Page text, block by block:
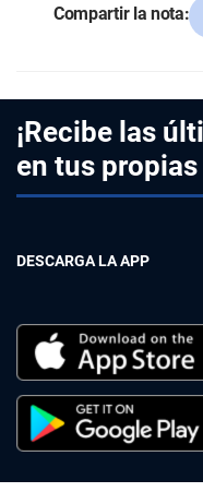
Compartir la nota:
¡Recibe las
en tus
DESCARGA LA APP